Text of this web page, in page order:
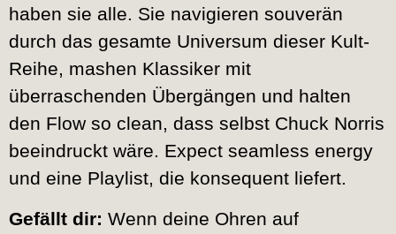
haben sie alle. Sie navigieren souverän
durch das gesamte Universum dieser Kult-
Reihe, mashen Klassiker mit
überraschenden Übergängen und halten
den Flow so clean, dass selbst Chuck Norris
beeindruckt wäre. Expect seamless energy
und eine Playlist, die konsequent liefert.
Gefällt dir: Wenn deine Ohren auf